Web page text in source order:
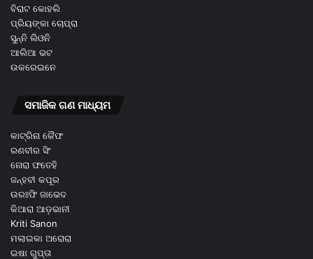
ବିରାଟ କୋହଲି
ପ୍ରିୟଙ୍କା ଚୋପ୍ରା
ସୁନ୍ନି ଲିଓନି
ଆଲିଆ ଭଟ
ଉକରେଇନେ
ସମାଜିକ ଗଣ ମାଧ୍ୟମ
କାଟ୍ରିନା କୈଫ
ରଣବୀର ସିଂ
ନୋରା ଫତେହି
ଜନ୍ହବୀ କପୂର
ଉରଃଫି ଜାଭେଦ
କିଆରା ଆଡ଼ଭାନୀ
Kriti Sanon
ମଲାଇକା ଅରୋରା
ଇଷା ଗୁପ୍ତା